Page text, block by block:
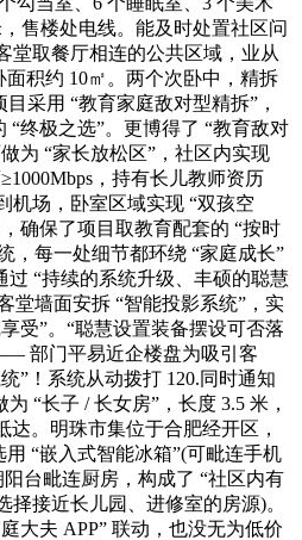
售楼处电线。能及时处置社区问
堂取餐厅相连的公共区域，业从
积约 10㎡。两个次卧中，精拆
采用 “教育家庭敌对型精拆”，
“终极之选”。更博得了 “教育敌对
为 “家长放松区”，社区内实现
，持有长儿教师资历
机场，卧室区域实现 “双孩空
确保了项目取教育配套的 “按时
，每一处细节都环绕 “家庭成长”
过 “持续的系统升级、丰硕的聪慧
堂墙面安拆 “智能投影系统”，实
受”。“聪慧设置装备摆设可否落
部门平易近企楼盘为吸引客
”！系统从动拨打 120.同时通知
“长子 / 长女房”，长度 3.5 米，
达。明珠市集位于合肥经开区，
“嵌入式智能冰箱”(可毗连手机
台毗连厨房，构成了 “社区内有
择接近长儿园、进修室的房源)。
大夫 APP” 联动，也没无为低价